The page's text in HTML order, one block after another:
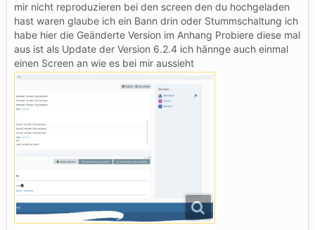
mir nicht reproduzieren bei den screen den du hochgeladen
hast waren glaube ich ein Bann drin oder Stummschaltung ich
habe hier die Geänderte Version im Anhang Probiere diese mal
aus ist als Update der Version 6.2.4 ich hännge auch einmal
einen Screen an wie es bei mir aussieht